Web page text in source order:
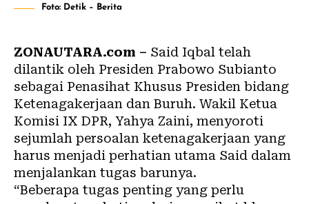
Foto: Detik – Berita
ZONAUTARA.com – Said Iqbal telah
dilantik oleh Presiden Prabowo Subianto
sebagai Penasihat Khusus Presiden bidang
Ketenagakerjaan dan Buruh. Wakil Ketua
Komisi IX DPR, Yahya Zaini, menyoroti
sejumlah persoalan ketenagakerjaan yang
harus menjadi perhatian utama Said dalam
menjalankan tugas barunya.
“Beberapa tugas penting yang perlu